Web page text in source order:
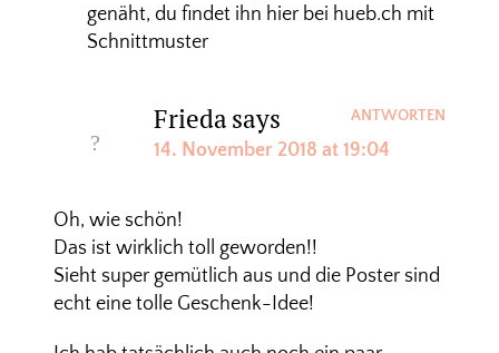
genäht, du findet ihn hier bei hueb.ch mit
Schnittmuster
Friedasays
14. November 2018 at 19:04
Oh, wie schön!
Das ist wirklich toll geworden!!
Sieht super gemütlich aus und die Poster sind
echt eine tolle Geschenk-Idee!
ANTWORTEN